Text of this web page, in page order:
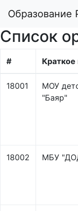
Образование
Список
# Краткое
18001
МОУ
"Баяр"
18002 МБУ